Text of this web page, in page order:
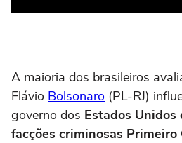
A maioria dos brasileiros
Flávio Bolsonaro (PL-RJ)
governo dos Estados Unidos
facções criminosas Primeiro